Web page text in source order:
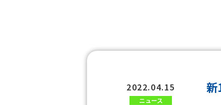
2022.04.15
ニュース
新